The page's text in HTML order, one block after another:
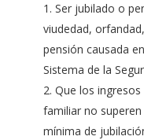
Ser jubilado o
viudedad,
pensión causada
Sistema de la
Que los
familiar no
mínima de